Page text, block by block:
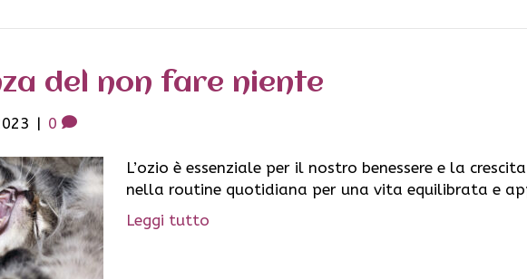
del non fare niente
| 0
L’ozio è essenziale per il nostro benessere e la
nella routine quotidiana per una vita equilibrata e
Leggi tutto